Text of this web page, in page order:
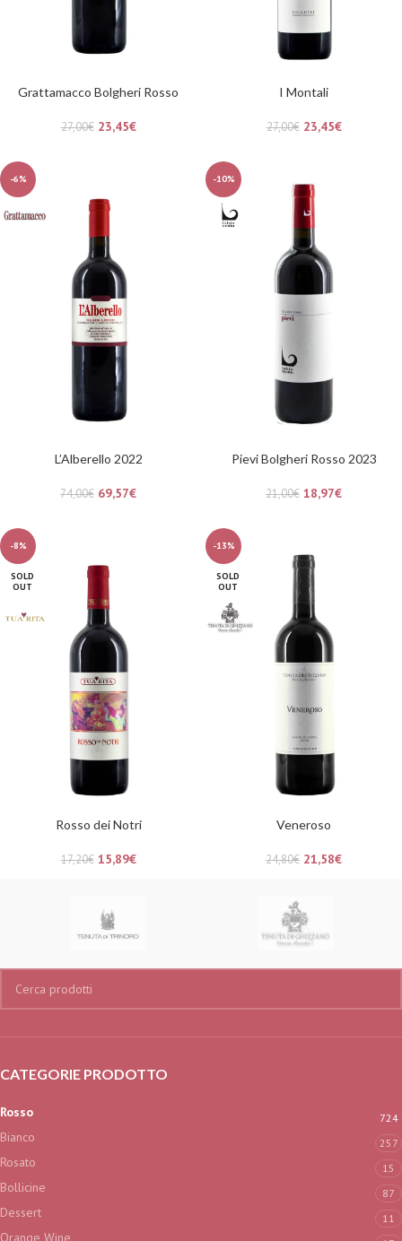
Grattamacco Bolgheri Rosso
27,00€ 23,45€
I Montali
27,00€ 23,45€
-6%
L’Alberello 2022
74,00€ 69,57€
-10%
Pievi Bolgheri Rosso 2023
21,00€ 18,97€
-8%
SOLD
OUT
Rosso dei Notri
17,20€ 15,89€
-13%
SOLD
OUT
Veneroso
24,80€ 21,58€
CATEGORIE PRODOTTO
Rosso 724
Bianco 257
Rosato 15
Bollicine 87
Dessert 11
Orange Wine